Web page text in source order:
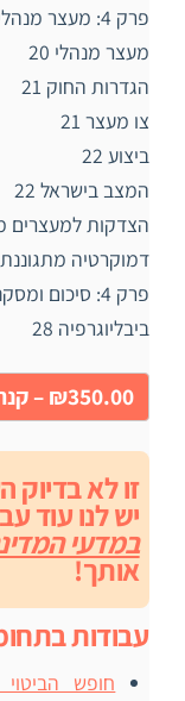
פרק 4: מעצר מנהלי ודמוקרטיה מתגוננת בישראל 20
מעצר מנהלי 20
הגדרות החוק 21
צו מעצר 21
ביצוע 22
המצב בישראל 22
הצדקות למעצרים
דמוקרטיה מתגוננת
פרק 4: סיכום ומסקנות 27
ביבליוגרפיה 28
₪350.00 – קנה עכשיו
זו לא
יש לנו עוד
במדעי
אותך!
עבודות
חופש